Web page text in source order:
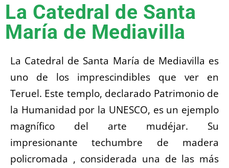
La Catedral de Santa
María de Mediavilla
La Catedral de Santa María de Mediavilla es
uno de los imprescindibles que ver en
Teruel. Este templo, declarado Patrimonio de
la Humanidad por la UNESCO, es un ejemplo
magnífico del arte mudéjar. Su
impresionante techumbre de madera
policromada , considerada una de las más